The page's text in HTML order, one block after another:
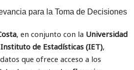
para la Toma de Decisiones
, en conjunto con la Universidad
Instituto de Estadísticas (IET),
que ofrece acceso a los